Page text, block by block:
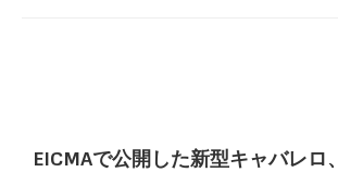
EICMAで公開した新型キャバレロ